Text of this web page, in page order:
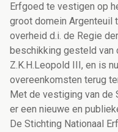
Erfgoed te vestigen op
groot domein Argenteuil
overheid d.i. de Regie
beschikking gesteld van
Z.K.H.Leopold III, en is
overeenkomsten terug
Met de vestiging van de
er een nieuwe en
De Stichting Nationaal